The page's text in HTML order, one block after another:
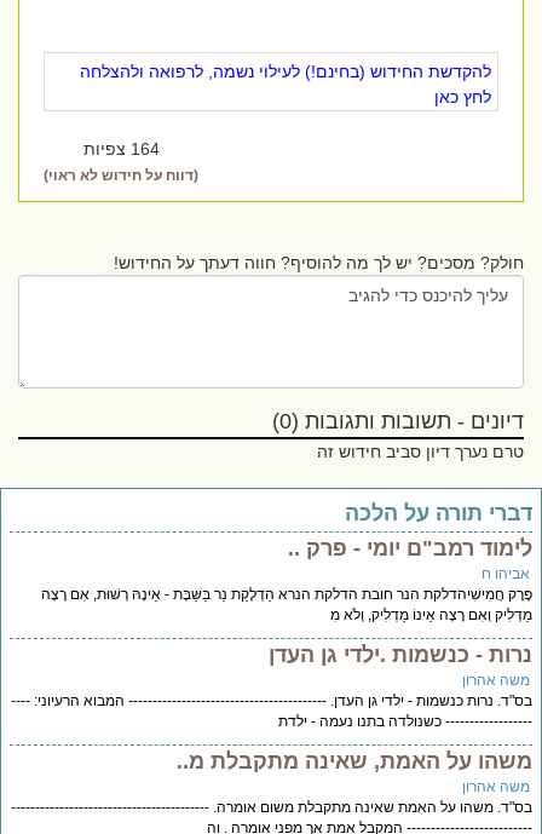
להקדשת החידוש (בחינם!) לעילוי נשמה, לרפואה ולהצלחה
לחץ כאן
164 צפיות
(דווח על חידוש לא ראוי)
חולק? מסכים? יש לך מה להוסיף? חווה דעתך על החידוש!
דיונים - תשובות ותגובות (0)
טרם נערך דיון סביב חידוש זה
תורה על הלכה
רמב"ם יומי - פרק ..
ח
חֲמִישִׁיהדלקת הנר חובת הדלקת הנרא הַדְלָקַת נֵר בַּשַּׁבָּת - אֵינָהּ רְשׁוּת, אִם רָצָה
וְאִם רָצָה אֵינוֹ מַדְלִיק, וְלֹא מִ
- כנשמות .ילדי גן העדן
אהרון
נרות כנשמות - ילדי גן העדן. ----------------------------------------- המבוא הרעיוני: ----
כשנולדה בתנו נעמה - ילדת
על האמת, שאינה מתקבלת מ..
אהרון
משהו על האמת שאינה מתקבלת משום אומרה. -----------------------------------------
המקבל אמת אך מפני אומרה . וה